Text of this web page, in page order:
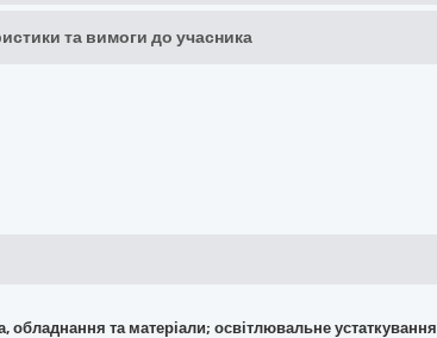
та вимоги до учасника
обладнання та матеріали; освітлювальне устаткування